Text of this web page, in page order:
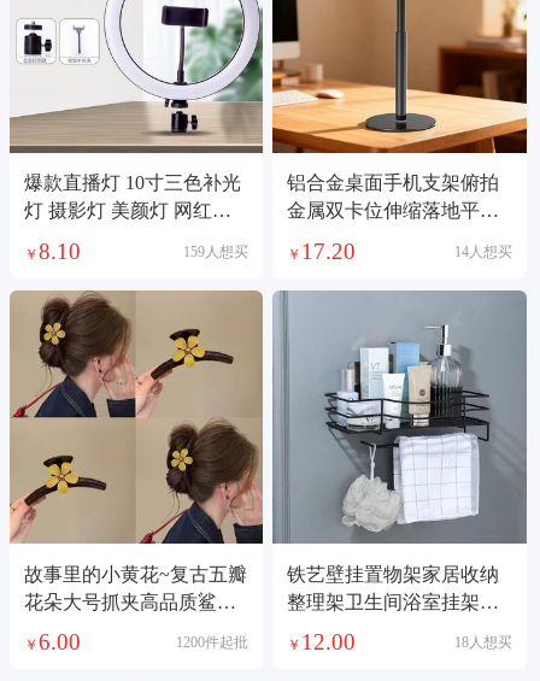
爆款直播灯 10寸三色补光
灯 摄影灯 美颜灯 网红直
播打光灯
￥ 8.10 159人想买
铝合金桌面手机支架俯拍
金属双卡位伸缩落地平板
支架直播懒人支架
￥ 17.20 14人想买
故事里的小黄花~复古五瓣
花朵大号抓夹高品质鲨鱼
夹盘发夹子2026
￥ 6.00 1200件起批
铁艺壁挂置物架家居收纳
整理架卫生间浴室挂架铁
艺毛巾架免打孔架
￥ 12.00 18人想买